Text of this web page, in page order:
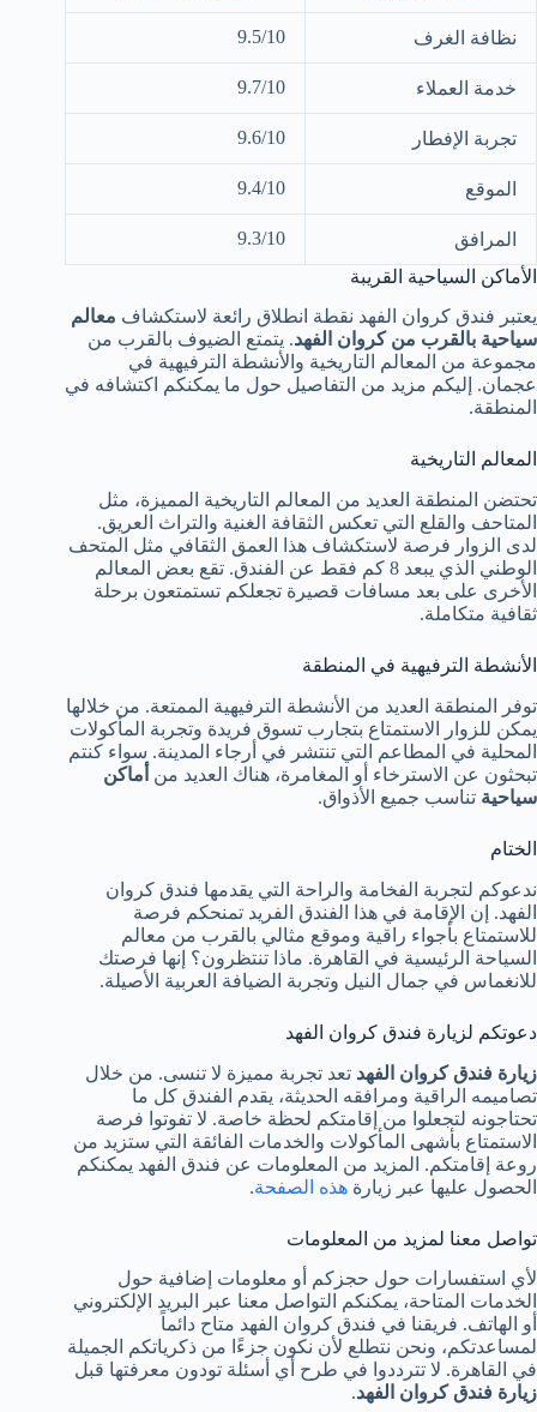
نظافة الغرف 9.5/10
خدمة العملاء 9.7/10
تجربة الإفطار 9.6/10
الموقع 9.4/10
المرافق
9.3/10
الأماكن السياحية القريبة
يعتبر فندق كروان الفهد نقطة انطلاق رائعة لاستكشاف معالم
سياحية بالقرب من كروان الفهد. يتمتع الضيوف بالقرب من
مجموعة من المعالم التاريخية والأنشطة الترفيهية في
عجمان. إليكم مزيد من التفاصيل حول ما يمكنكم اكتشافه في
المنطقة.
المعالم التاريخية
تحتضن المنطقة العديد من المعالم التاريخية المميزة، مثل
المتاحف والقلع التي تعكس الثقافة الغنية والتراث العريق.
لدى الزوار فرصة لاستكشاف هذا العمق الثقافي مثل المتحف
الوطني الذي يبعد 8 كم فقط عن الفندق. تقع بعض المعالم
الأخرى على بعد مسافات قصيرة تجعلكم تستمتعون برحلة
ثقافية متكاملة.
الأنشطة الترفيهية في المنطقة
توفر المنطقة العديد من الأنشطة الترفيهية الممتعة. من خلالها
يمكن للزوار الاستمتاع بتجارب تسوق فريدة وتجربة المأكولات
المحلية في المطاعم التي تنتشر في أرجاء المدينة. سواء كنتم
تبحثون عن الاسترخاء أو المغامرة، هناك العديد من أماكن
سياحية تناسب جميع الأذواق.
الختام
ندعوكم لتجربة الفخامة والراحة التي يقدمها فندق كروان
الفهد. إن الإقامة في هذا الفندق الفريد تمنحكم فرصة
للاستمتاع بأجواء راقية وموقع مثالي بالقرب من معالم
السياحة الرئيسية في القاهرة. ماذا تنتظرون؟ إنها فرصتك
للانغماس في جمال النيل وتجربة الضيافة العربية الأصيلة.
دعوتكم لزيارة فندق كروان الفهد
زيارة فندق كروان الفهد تعد تجربة مميزة لا تنسى. من خلال
تصاميمه الراقية ومرافقه الحديثة، يقدم الفندق كل ما
تحتاجونه لتجعلوا من إقامتكم لحظة خاصة. لا تفوتوا فرصة
الاستمتاع بأشهى المأكولات والخدمات الفائقة التي ستزيد من
روعة إقامتكم. المزيد من المعلومات عن فندق الفهد يمكنكم
الحصول عليها عبر زيارة هذه الصفحة.
تواصل معنا لمزيد من المعلومات
لأي استفسارات حول حجزكم أو معلومات إضافية حول
الخدمات المتاحة، يمكنكم التواصل معنا عبر البريد الإلكتروني
أو الهاتف. فريقنا في فندق كروان الفهد متاح دائماً
لمساعدتكم، ونحن نتطلع لأن نكون جزءًا من ذكرياتكم الجميلة
في القاهرة. لا تترددوا في طرح أي أسئلة تودون معرفتها قبل
زيارة فندق كروان الفهد.